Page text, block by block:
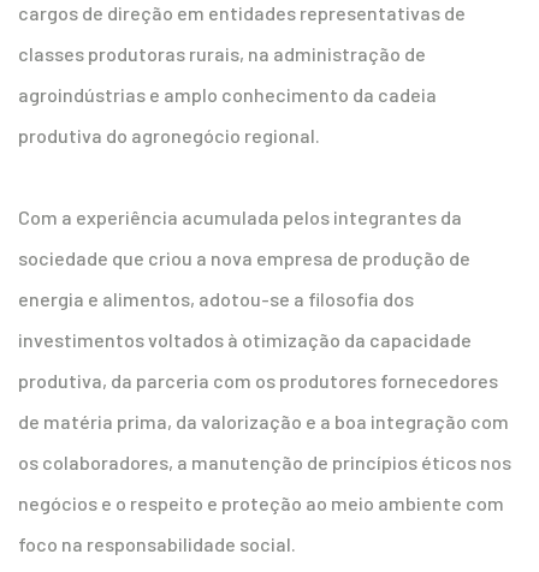
cargos de direção em entidades representativas de
classes produtoras rurais, na administração de
agroindústrias e amplo conhecimento da cadeia
produtiva do agronegócio regional.
Com a experiência acumulada pelos integrantes da
sociedade que criou a nova empresa de produção de
energia e alimentos, adotou-se a filosofia dos
investimentos voltados à otimização da capacidade
produtiva, da parceria com os produtores fornecedores
de matéria prima, da valorização e a boa integração com
os colaboradores, a manutenção de princípios éticos nos
negócios e o respeito e proteção ao meio ambiente com
foco na responsabilidade social.